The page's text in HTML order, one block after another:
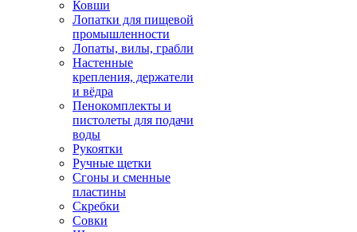
Ковши
Лопатки для пищевой
промышленности
Лопаты, вилы, грабли
Настенные
крепления, держатели
и вёдра
Пенокомплекты и
пистолеты для подачи
воды
Рукоятки
Ручные щетки
Сгоны и сменные
пластины
Скребки
Совки